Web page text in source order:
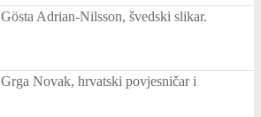
Adrian-Nilsson, švedski slikar.
Novak, hrvatski povjesničar i